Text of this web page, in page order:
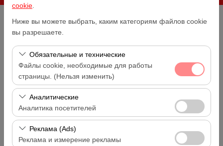
cookie
Ниже вы можете выбрать, каким категориям файлов cookie
вы разрешаете.
Обязательные и технические
Файлы cookie, необходимые для работы
страницы. (Нельзя изменить)
Эти файлы cookie необходимы для корректной
работы сайта, безопасности, управления сеансами и
базовых функций. Их нельзя отключить.
Аналитические
Аналитика посетителей
Эти файлы cookie позволяют нам анализировать, как
используется наш сайт (количество посетителей,
Реклама (Ads)
Реклама и измерение рекламы
Чувствительный элемент
Указать другое место возврата машины
Antalya Аэропорт (AYT)